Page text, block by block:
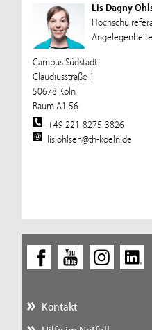
Lis Dagny
Campus Südstadt
Claudiusstraße 1
50678 Köln
Raum A1.56
+49 221-8275-3826
lis.ohlsen@th-koeln.de
Kontakt